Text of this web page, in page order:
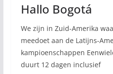
Hallo Bogotá
We zijn in Zuid-Amerika
meedoet aan de Latijns-
kampioenschappen
duurt 12 dagen inclusief